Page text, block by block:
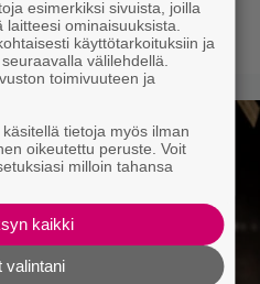
– muista
konsertti
esimerkiksi sivuista, joilla
ominaisuuksista.
käyttötarkoituksiin ja
välilehdellä.
toimivuuteen ja
tietoja myös ilman
oikeutettu peruste. Voit
milloin tahansa
kaikki
valintani